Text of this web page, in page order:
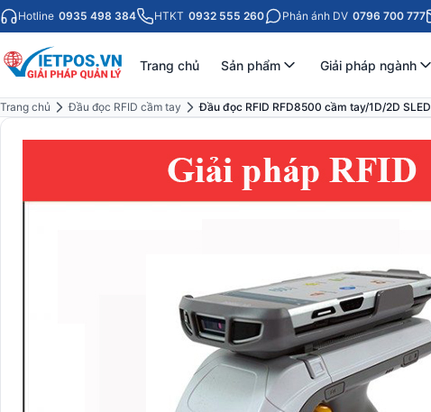
Hotline 0935 498 384 HTKT 0932 555 260 Phản ánh DV 0796 700 777
Trang chủ Sản phẩm Giải pháp ngành
Trang chủ Đầu đọc RFID cầm tay
Đầu đọc RFID RFD8500 cầm tay/1D/2D SLED